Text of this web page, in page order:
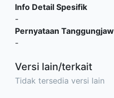
Info Detail Spesifik
-
Pernyataan
-
Versi lain/terkait
Tidak tersedia versi lain